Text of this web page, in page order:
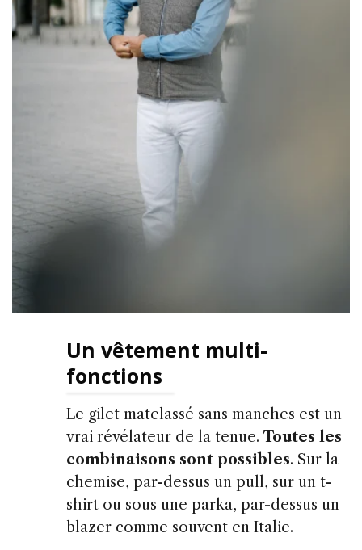
Un vêtement multi-
fonctions
Le gilet matelassé sans manches est un
vrai révélateur de la tenue.Toutes les
combinaisons sont possibles. Sur la
chemise, par-dessus un pull, sur un t-
shirt ou sous une parka, par-dessus un
blazer comme souvent en Italie.